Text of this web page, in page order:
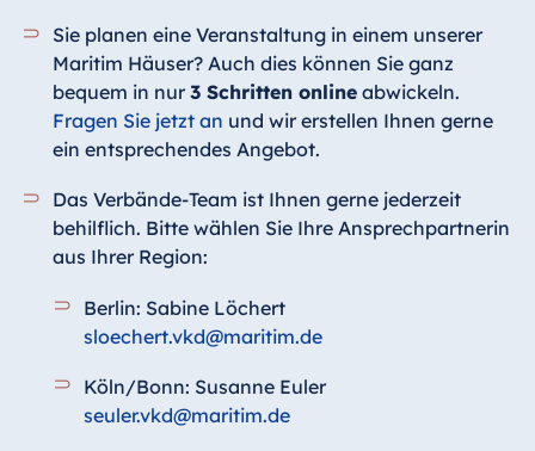
Sie planen eine Veranstaltung in einem unserer
Maritim Häuser? Auch dies können Sie ganz
bequem in nur3 Schritten online abwickeln.
Fragen Sie jetzt an und wir erstellen Ihnen gerne
ein entsprechendes Angebot.
Das Verbände-Team ist Ihnen gerne jederzeit
behilflich. Bitte wählen Sie Ihre Ansprechpartnerin
aus Ihrer Region:
Berlin: Sabine Löchert
sloechert.vkd@maritim.de
Köln/Bonn: Susanne Euler
seuler.vkd@maritim.de